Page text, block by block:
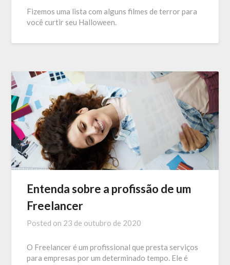
Fizemos uma lista com alguns filmes de terror para
você curtir seu Halloween.
Entenda sobre a profissão de um
Freelancer
Posted on 23 de outubro de 2020
O Freelancer é um profissional que presta serviços
para empresas por um determinado tempo. Ele é